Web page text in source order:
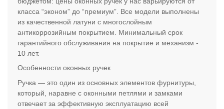
класса “эконом” до “премиум”. Все модели выполнены
из качественной латуни с многослойным
антикоррозийным покрытием. Минимальный срок
гарантийного обслуживания на покрытие и механизм -
10 лет.
Особенности оконных ручек
Ручка — это один из основных элементов фурнитуры,
который, наравне с оконными петлями и замками
отвечает за эффективную эксплуатацию всей